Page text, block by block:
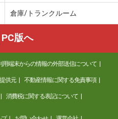
円
伊丹市荻野３
倉庫/トランクルーム
PC版へ
用端末からの情報の外部送信について
供元 不動産情報に関する免責事項
消費税に関する表記について